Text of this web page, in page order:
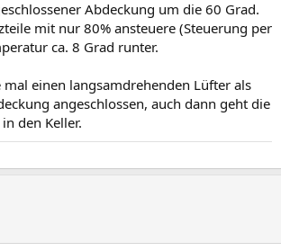
Abdeckung um die 60 Grad.
mit nur 80% ansteuere (Steuerung per
ca. 8 Grad runter.
mal einen langsamdrehenden Lüfter als
angeschlossen, auch dann geht die
den Keller.